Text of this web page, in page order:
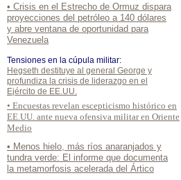
• Menos hielo, más ríos anaranjados y
tundra verde: El informe que documenta
la metamorfosis acelerada del Ártico
• Encuestas revelan escepticismo histórico en
EE.UU. ante nueva ofensiva militar en Oriente
Medio
• Crisis en el Estrecho de Ormuz dispara
proyecciones del petróleo a 140 dólares
y abre ventana de oportunidad para
Venezuela
Tensiones en la cúpula militar:
Hegseth destituye al general George y
profundiza la crisis de liderazgo en el
Ejército de EE.UU.